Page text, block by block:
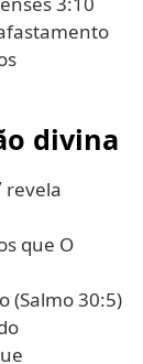
divina
revela
que O
(Salmo 30:5)